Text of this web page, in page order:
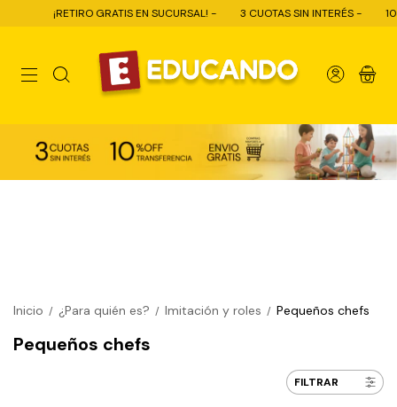
GRATIS EN SUCURSAL! - 3 CUOTAS SIN INTERÉS - 10% OFF CON
0
Inicio / ¿Para quién es? / Imitación y roles / Pequeños chefs
Pequeños chefs
FILTRAR